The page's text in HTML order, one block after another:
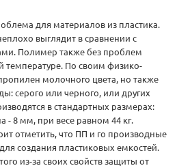
для материалов из пластика.
выглядит в сравнении с
Полимер также без проблем
По своим физико-
молочного цвета, но также
серого или черного, или других
в стандартных размерах:
- 8 мм, при весе равном 44 кг.
отметить, что ПП и го производные
создания пластиковых емкостей.
из-за своих свойств защиты от